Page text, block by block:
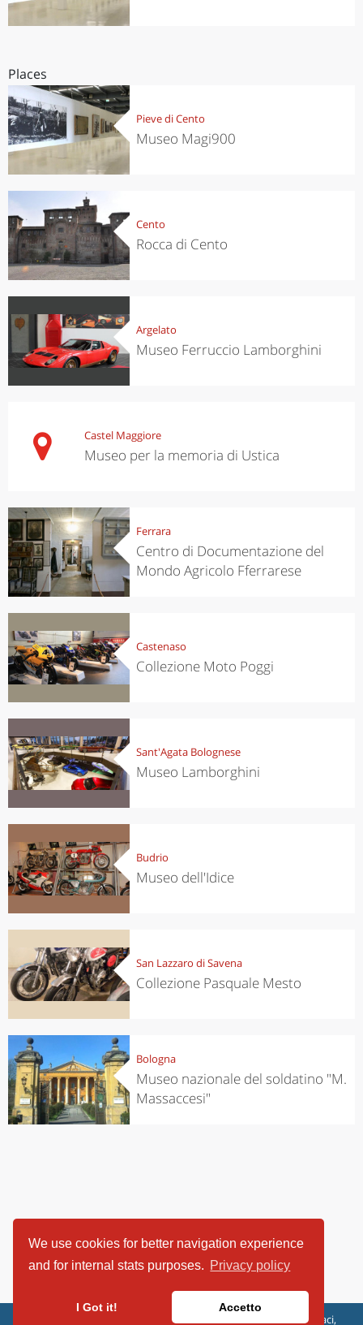
We use cookies for better navigation experience
and for internal stats purposes. Privacy policy
I Got it! Accetto
Places
Pieve di Cento
Museo Magi900
Cento
Rocca di Cento
Argelato
Museo Ferruccio Lamborghini
Castel Maggiore
Museo per la memoria di Ustica
Ferrara
Centro di Documentazione del
Mondo Agricolo Fferrarese
Castenaso
Collezione Moto Poggi
Sant'Agata Bolognese
Museo Lamborghini
Budrio
Museo dell'Idice
San Lazzaro di Savena
Collezione Pasquale Mesto
Bologna
Museo nazionale del soldatino "M.
Massaccesi"
ViaggiArt - © 2013-2026 Altrama Italia SRL | Piazza Caduti di Capaci,